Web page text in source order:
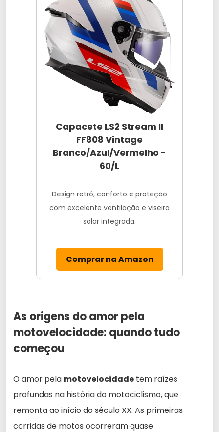
Capacete LS2 Stream II
FF808 Vintage
Branco/Azul/Vermelho -
60/L
Design retrô, conforto e proteção
com excelente ventilação e viseira
solar integrada.
Comprar na Amazon
As origens do amor pela
motovelocidade: quando tudo
começou
O amor pela motovelocidade tem raízes
profundas na história do motociclismo, que
remonta ao início do século XX. As primeiras
corridas de motos ocorreram quase